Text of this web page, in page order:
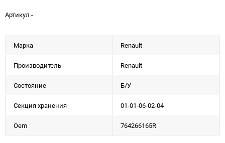
Артикул -
Марка Renault
Производитель Renault
Состояние Б/У
Секция хранения 01-01-06-02-04
Oem 764266165R